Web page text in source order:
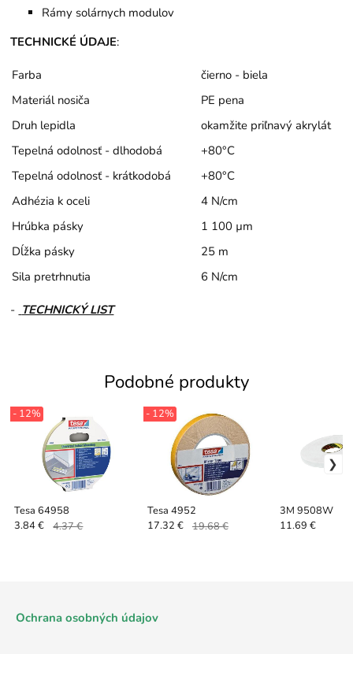
Rámy solárnych modulov
TECHNICKÉ ÚDAJE:
Farba
čierno - biela
Materiál nosiča
PE pena
Druh lepidla
okamžite priľnavý akrylát
Tepelná odolnosť - dlhodobá
+80°C
Tepelná odolnosť - krátkodobá
+80°C
Adhézia k oceli
4 N/cm
Hrúbka pásky
1 100 µm
Dĺžka pásky
25 m
Sila pretrhnutia
6 N/cm
- TECHNICKÝ LIST
Podobné produkty
Tesa 64958
- 12%
3.84 € 4.37 €
Tesa 4952
- 12%
17.32 € 19.68 €
3M 9508W
11.69 €
Ochrana osobných údajov